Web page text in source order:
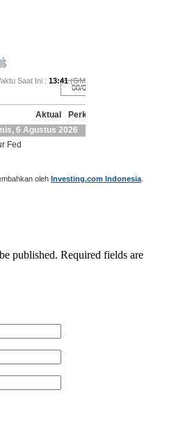
oleh Investing.com Indonesia
published. Required fields are